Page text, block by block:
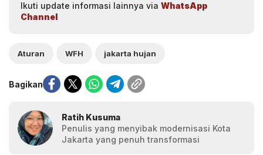
Ikuti update informasi lainnya via WhatsApp
Channel
Aturan WFH jakarta hujan
Bagikan
Ratih Kusuma
Penulis yang menyibak modernisasi Kota
Jakarta yang penuh transformasi